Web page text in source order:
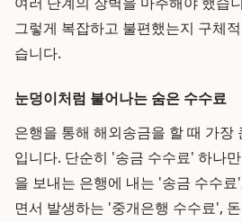
그렇게 복잡하고 불편했는지 구체
습니다.
눈덩이처럼 불어나는 숨은 수수료
은행을 통해 해외송금을 할 때 가장
입니다. 단순히 '송금 수수료' 하나
을 보내는 은행에 내는 '송금 수수
면서 발생하는 '중개은행 수수료',